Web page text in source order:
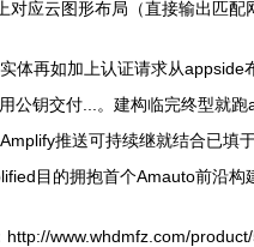
应云图形布局（直接输出匹配
再如加上认证请求从
钥交付...。建构临完终型就
推送可持续继就结合已填
目的拥抱首个Amauto前沿构
http://www.whdmfz.com/